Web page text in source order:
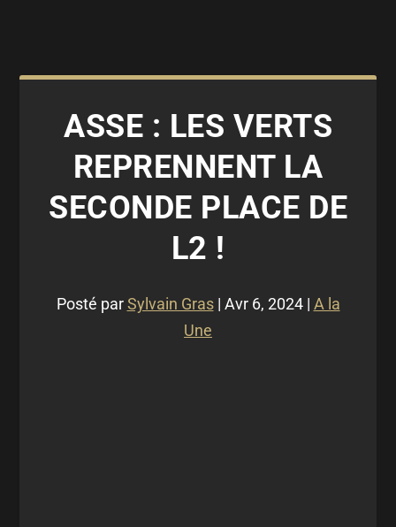
ASSE : LES VERTS
REPRENNENT LA
SECONDE PLACE DE
L2 !
Posté parSylvain Gras| Avr 6, 2024| A la
Une